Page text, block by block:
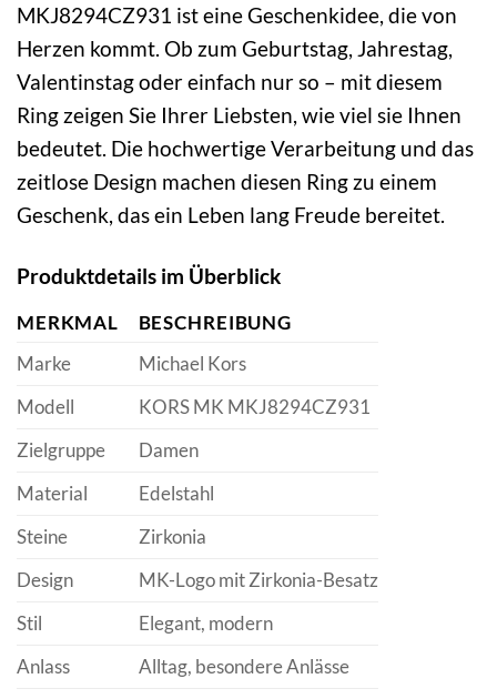
MKJ8294CZ931 ist eine Geschenkidee, die von
Herzen kommt. Ob zum Geburtstag, Jahrestag,
Valentinstag oder einfach nur so – mit diesem
Ring zeigen Sie Ihrer Liebsten, wie viel sie Ihnen
bedeutet. Die hochwertige Verarbeitung und das
zeitlose Design machen diesen Ring zu einem
Geschenk, das ein Leben lang Freude bereitet.
Produktdetails im Überblick
MERKMAL
BESCHREIBUNG
Marke
Michael Kors
Modell
KORS MK MKJ8294CZ931
Zielgruppe
Damen
Material
Edelstahl
Steine
Zirkonia
Design
MK-Logo mit Zirkonia-Besatz
Stil
Elegant, modern
Anlass
Alltag, besondere Anlässe